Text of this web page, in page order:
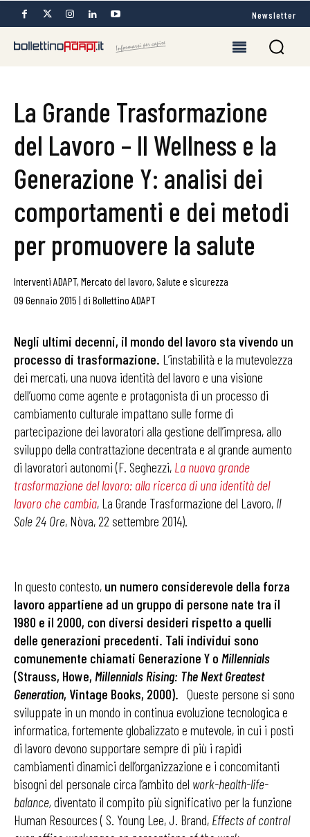
Newsletter
La Grande Trasformazione
del Lavoro – Il Wellness e la
Generazione Y: analisi dei
comportamenti e dei metodi
per promuovere la salute
Interventi ADAPT, Mercato del lavoro, Salute e sicurezza
09 Gennaio 2015 | di Bollettino ADAPT
Negli ultimi decenni, il mondo del lavoro sta vivendo un
processo di trasformazione. L’instabilità e la mutevolezza
dei mercati, una nuova identità del lavoro e una visione
dell’uomo come agente e protagonista di un processo di
cambiamento culturale impattano sulle forme di
partecipazione dei lavoratori alla gestione dell’impresa, allo
sviluppo della contrattazione decentrata e al grande aumento
di lavoratori autonomi (F. Seghezzi, La nuova grande
trasformazione del lavoro: alla ricerca di una identità del
lavoro che cambia, La Grande Trasformazione del Lavoro, Il
Sole 24 Ore, Nòva, 22 settembre 2014).
In questo contesto, un numero considerevole della forza
lavoro appartiene ad un gruppo di persone nate tra il
1980 e il 2000, con diversi desideri rispetto a quelli
delle generazioni precedenti. Tali individui sono
comunemente chiamati Generazione Y o Millennials
(Strauss, Howe, Millennials Rising: The Next Greatest
Generation, Vintage Books, 2000). Queste persone si sono
sviluppate in un mondo in continua evoluzione tecnologica e
informatica, fortemente globalizzato e mutevole, in cui i posti
di lavoro devono supportare sempre di più i rapidi
cambiamenti dinamici dell’organizzazione e i concomitanti
bisogni del personale circa l’ambito del work-health-life-
balance,diventato il compito più significativo per la funzione
Human Resources ( S. Young Lee, J. Brand, Effects of control